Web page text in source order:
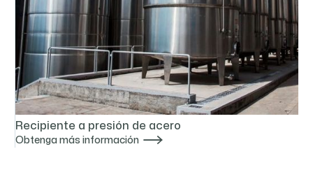
Recipiente a presión de acero
Obtenga más información 